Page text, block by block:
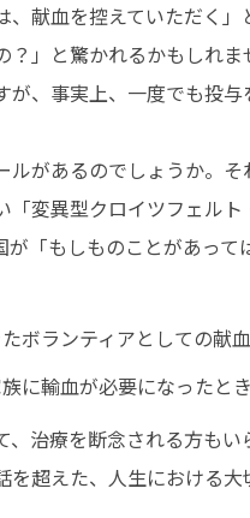
献血を控えていただく」
？」と驚かれるかもしれ
が、事実上、一度でも投
ルがあるのでしょうか。
「変異型クロイツフェル
が「もしものことがあっ
ボランティアとしての献
族に輸血が必要になったと
、治療を断念される方も
超えた、人生における大